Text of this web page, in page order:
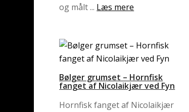
og målt ... Læs mere
Bølger grumset – Hornfisk
fanget af Nicolaikjær ved Fyn
Hornfisk fanget af Nicolaikjær